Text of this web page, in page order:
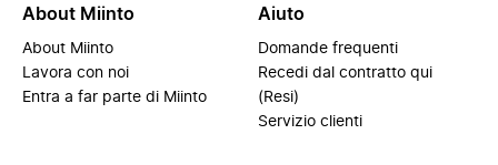
About Miinto
About Miinto
Lavora con noi
Entra a far parte di Miinto
Aiuto
Domande frequenti
Recedi dal contratto qui
(Resi)
Servizio clienti